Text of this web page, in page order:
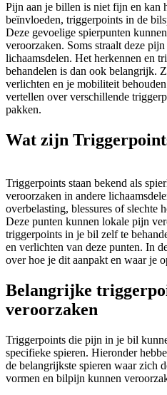
Pijn aan je billen is niet fijn en kan
beïnvloeden, triggerpoints in de
Deze gevoelige spierpunten
veroorzaken. Soms straalt deze
lichaamsdelen. Het herkennen en
behandelen is dan ook belangrijk.
verlichten en je mobiliteit
vertellen over verschillende
pakken.
Wat zijn
Triggerpoints staan bekend als
veroorzaken in andere
overbelasting, blessures of slechte
Deze punten kunnen lokale pijn
triggerpoints in je bil zelf te
en verlichten van deze punten. In
over hoe je dit aanpakt en waar je
Belangrijke
veroorzaken
Triggerpoints die pijn in je bil
specifieke spieren. Hieronder
de belangrijkste spieren waar zich
vormen en bilpijn kunnen